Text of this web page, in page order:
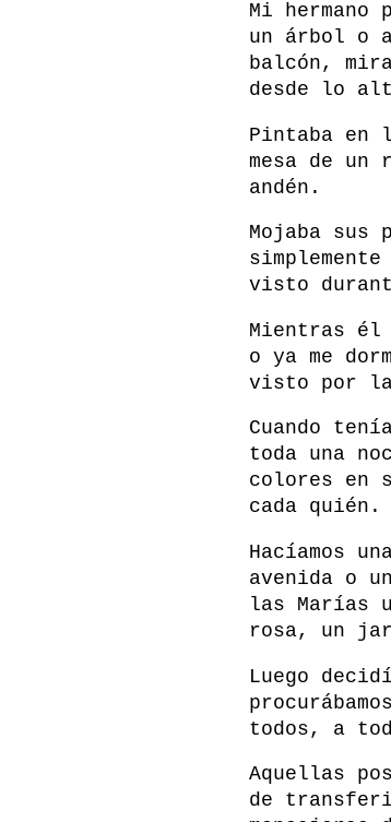
Mi
un árbol o
balcón,
desde lo
Pintaba en
mesa de
andén.
Mojaba
visto
Mientras él
o ya me
visto por la
Cuando
toda una
colores en
cada quién.
Hacíamos
avenida o
las Marías
rosa, un
Luego
todos, a
Aquellas
de